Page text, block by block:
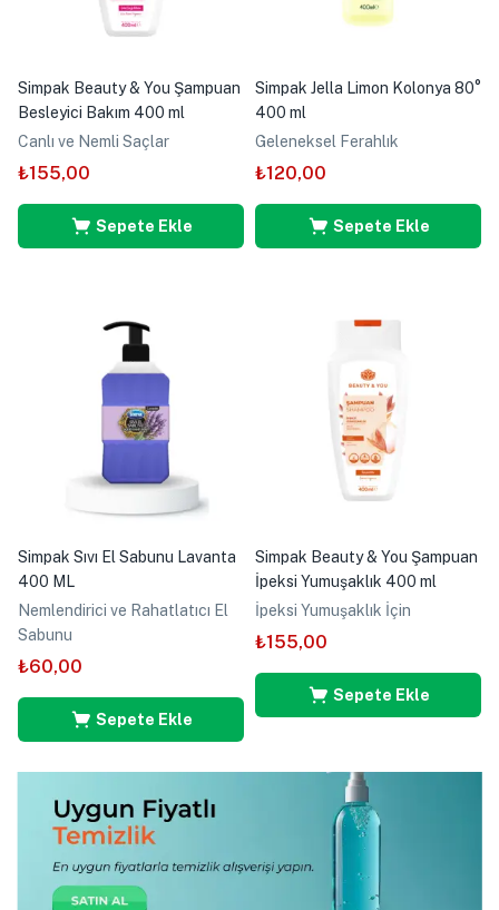
Simpak Beauty & You Şampuan
Besleyici Bakım 400 ml
Canlı ve Nemli Saçlar
₺155,00
Sepete Ekle
Simpak Jella Limon Kolonya 80°
400 ml
Geleneksel Ferahlık
₺120,00
Sepete Ekle
Simpak Sıvı El Sabunu Lavanta
400 ML
Nemlendirici ve Rahatlatıcı El
Sabunu
₺60,00
Sepete Ekle
Simpak Beauty & You Şampuan
İpeksi Yumuşaklık 400 ml
İpeksi Yumuşaklık İçin
₺155,00
Sepete Ekle